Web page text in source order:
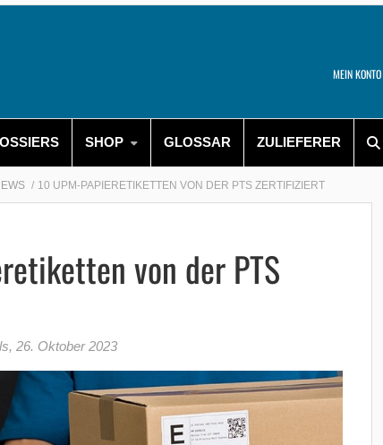
MEIN KONTO
SHOP GLOSSAR ZULIEFERER
10 UPM-PAPIERETIKETTEN VON DER PTS ZERTIFIZIERT
von der PTS
, 26. Oktober 2023